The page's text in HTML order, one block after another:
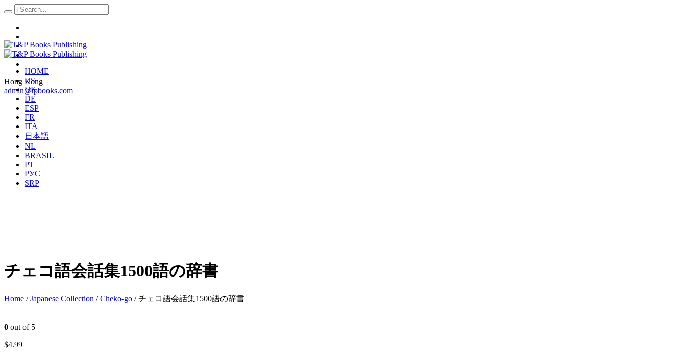
Hong Kong
admin@tpbooks.com
HOME
US
UK
DE
ESP
FR
ITA
日本語
NL
BRASIL
PT
РУС
SRP
チェコ語会話集1500語の辞書
Home /Japanese Collection /Cheko-go / チェコ語会話集1500語の辞書
0 out of 5
$4.99